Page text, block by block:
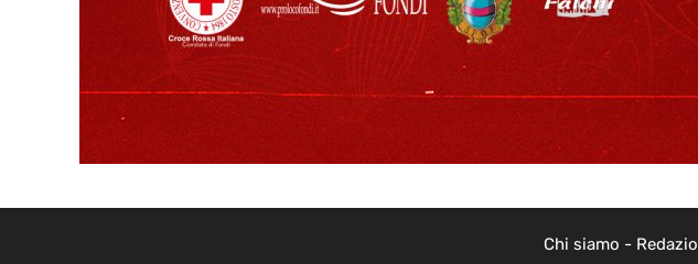
Chi siamo -